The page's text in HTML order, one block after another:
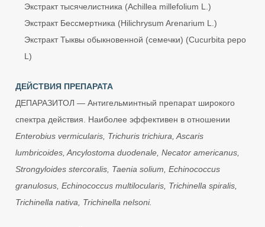
Экстракт тысячелистника (Achillea millefolium L.)
Экстракт Бессмертника (Hilichrysum Arenarium L.)
Экстракт Тыквы обыкновенной (семечки) (Cucurbita pepo
L)
ДЕЙСТВИЯ ПРЕПАРАТА
ДЕПАРАЗИТОЛ — Антигельминтный препарат широкого
спектра действия. Наиболее эффективен в отношении
Enterobius vermicularis, Trichuris trichiura, Ascaris
lumbricoides, Ancylostoma duodenale, Necator americanus,
Strongyloides stercoralis, Taenia solium, Echinococcus
granulosus, Echinococcus multilocularis, Trichinella spiralis,
Trichinella nativa, Trichinella nelsoni.